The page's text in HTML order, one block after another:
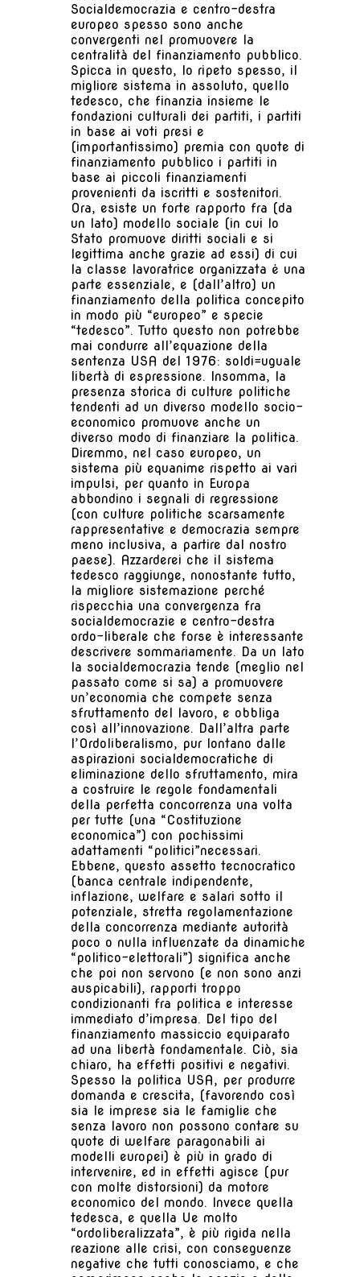
Socialdemocrazia e centro-destra
europeo spesso sono anche
convergenti nel promuovere la
centralità del finanziamento pubblico.
Spicca in questo, lo ripeto spesso, il
migliore sistema in assoluto, quello
tedesco, che finanzia insieme le
fondazioni culturali dei partiti, i partiti
in base ai voti presi e
(importantissimo) premia con quote di
finanziamento pubblico i partiti in
base ai piccoli finanziamenti
provenienti da iscritti e sostenitori.
Ora, esiste un forte rapporto fra (da
un lato) modello sociale (in cui lo
Stato promuove diritti sociali e si
legittima anche grazie ad essi) di cui
la classe lavoratrice organizzata ė una
parte essenziale, e (dall’altro) un
finanziamento della politica concepito
in modo più “europeo” e specie
“tedesco”. Tutto questo non potrebbe
mai condurre all’equazione della
sentenza USA del 1976: soldi=uguale
libertà di espressione. Insomma, la
presenza storica di culture politiche
tendenti ad un diverso modello socio-
economico promuove anche un
diverso modo di finanziare la politica.
Diremmo, nel caso europeo, un
sistema più equanime rispetto ai vari
impulsi, per quanto in Europa
abbondino i segnali di regressione
(con culture politiche scarsamente
rappresentative e democrazia sempre
meno inclusiva, a partire dal nostro
paese). Azzarderei che il sistema
tedesco raggiunge, nonostante tutto,
la migliore sistemazione perché
rispecchia una convergenza fra
socialdemocrazie e centro-destra
ordo-liberale che forse è interessante
descrivere sommariamente. Da un lato
la socialdemocrazia tende (meglio nel
passato come si sa) a promuovere
un’economia che compete senza
sfruttamento del lavoro, e obbliga
così all’innovazione. Dall’altra parte
l’Ordoliberalismo, pur lontano dalle
aspirazioni socialdemocratiche di
eliminazione dello sfruttamento, mira
a costruire le regole fondamentali
della perfetta concorrenza una volta
per tutte (una “Costituzione
economica”) con pochissimi
adattamenti “politici”necessari.
Ebbene, questo assetto tecnocratico
(banca centrale indipendente,
inflazione, welfare e salari sotto il
potenziale, stretta regolamentazione
della concorrenza mediante autorità
poco o nulla influenzate da dinamiche
“politico-elettorali”) significa anche
che poi non servono (e non sono anzi
auspicabili), rapporti troppo
condizionanti fra politica e interesse
immediato d’impresa. Del tipo del
finanziamento massiccio equiparato
ad una libertà fondamentale. Ciò, sia
chiaro, ha effetti positivi e negativi.
Spesso la politica USA, per produrre
domanda e crescita, (favorendo così
sia le imprese sia le famiglie che
senza lavoro non possono contare su
quote di welfare paragonabili ai
modelli europei) è più in grado di
intervenire, ed in effetti agisce (pur
con molte distorsioni) da motore
economico del mondo. Invece quella
tedesca, e quella Ue molto
“ordoliberalizzata”, è più rigida nella
reazione alle crisi, con conseguenze
negative che tutti conosciamo, e che